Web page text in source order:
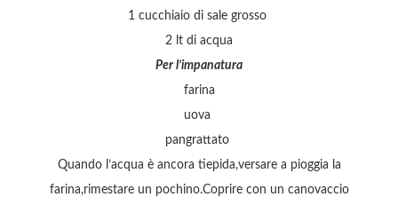
1 cucchiaio di sale grosso
2 lt di acqua
Per l’impanatura
farina
uova
pangrattato
Quando l’acqua è ancora tiepida,versare a pioggia la
farina,rimestare un pochino.Coprire con un canovaccio